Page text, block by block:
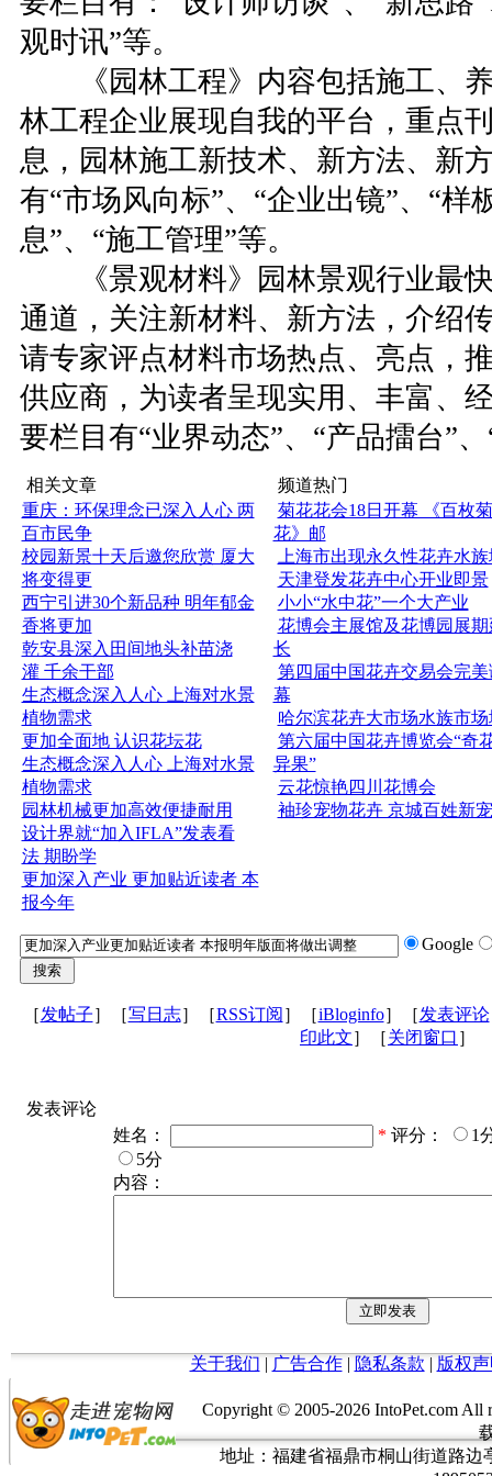
观时讯”等。
《园林工程》内容包括施工、养
林工程企业展现自我的平台，重点
息，园林施工新技术、新方法、新
有“市场风向标”、“企业出镜”、“样
息”、“施工管理”等。
《景观材料》园林景观行业最快
通道，关注新材料、新方法，介绍
请专家评点材料市场热点、亮点，
供应商，为读者呈现实用、丰富、
要栏目有“业界动态”、“产品擂台”
相关文章
重庆：环保理念已深入人心 两
百市民争
校园新景十天后邀您欣赏 厦大
将变得更
西宁引进30个新品种 明年郁金
香将更加
乾安县深入田间地头补苗浇
灌 千余干部
生态概念深入人心 上海对水景
植物需求
更加全面地 认识花坛花
生态概念深入人心 上海对水景
植物需求
园林机械更加高效便捷耐用
设计界就“加入IFLA”发表看
法 期盼学
更加深入产业 更加贴近读者 本
报今年
频道热门
菊花花会18日开幕 《百枚菊
花》邮
上海市出现永久性花卉水族
天津登发花卉中心开业即景
小小“水中花”一个大产业
花博会主展馆及花博园展期
长
第四届中国花卉交易会完美
幕
哈尔滨花卉大市场水族市场
第六届中国花卉博览会“奇
异果”
云花惊艳四川花博会
袖珍宠物花卉 京城百姓新宠
Google
［发帖子］［写日志］［RSS订阅 ］［iBloginfo］［发表评论
印此文］［关闭窗口 ］
发表评论
姓名：
* 评分：
1
5分
内容：
关于我们 | 广告合作| 隐私条款 | 版权
Copyright © 2005-2026 IntoPet.com
地址：福建省福鼎市桐山街道路边